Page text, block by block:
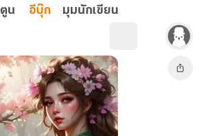
น อีบุ๊ก มุมนักเขียน